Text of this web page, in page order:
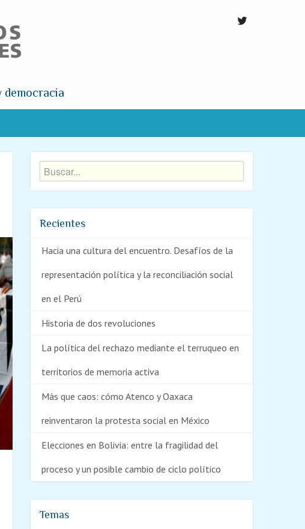
democracia
Recientes
Hacia una cultura del encuentro. Desafíos de la
representación política y la reconciliación social
en el Perú
Historia de dos revoluciones
La política del rechazo mediante el terruqueo en
territorios de memoria activa
Más que caos: cómo Atenco y Oaxaca
reinventaron la protesta social en México
Elecciones en Bolivia: entre la fragilidad del
proceso y un posible cambio de ciclo político
Temas